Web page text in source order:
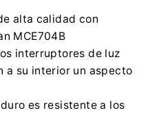
72 22
Sp. z o.o.
Góry
alta calidad con
MCE704B
interruptores de luz
a su interior un aspecto
es resistente a los